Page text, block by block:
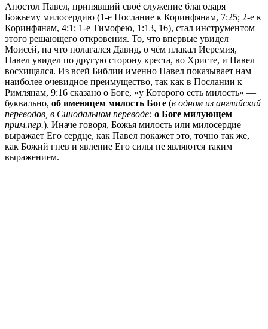
Апостол Павел, принявший своё служение благодаря
Божьему милосердию (1-е Послание к Коринфянам, 7:25; 2-е к
Коринфянам, 4:1; 1-е Тимофею, 1:13, 16), стал инструментом
этого решающего откровения. То, что впервые увидел
Моисей, на что полагался Давид, о чём плакал Иеремия,
Павел увидел по другую сторону креста, во Христе, и Павел
восхищался. Из всей Библии именно Павел показывает нам
наиболее очевидное преимущество, так как в Послании к
Римлянам, 9:16 сказано о Боге, «у Которого есть милость» —
буквально, об имеющем милость Боге (в одном из английский
переводов, в Синодальном переводе: о Боге милующем –
прим.пер.). Иначе говоря, Божья милость или милосердие
выражает Его сердце, как Павел покажет это, точно так же,
как Божий гнев и явление Его силы не являются таким
выражением.